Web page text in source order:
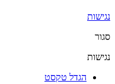
נגישות
סגור
נגישות
הגדל טקסט